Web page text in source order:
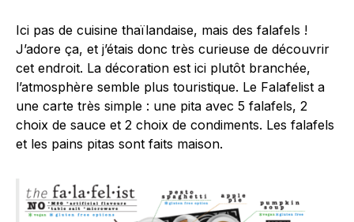
Ici pas de cuisine thaïlandaise, mais des falafels !
J’adore ça, et j’étais donc très curieuse de découvrir
cet endroit. La décoration est ici plutôt branchée,
l’atmosphère semble plus touristique. Le Falafelist a
une carte très simple : une pita avec 5 falafels, 2
choix de sauce et 2 choix de condiments. Les falafels
et les pains pitas sont faits maison.